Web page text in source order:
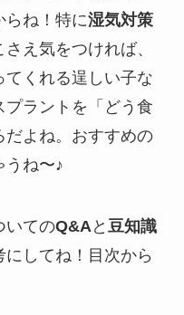
らね！特に湿気対策
え気をつければ、
くれる逞しい子な
ラントを「どう食
よね。おすすめの
うね〜♪
いてのQ&Aと 豆知識
してね！目次から